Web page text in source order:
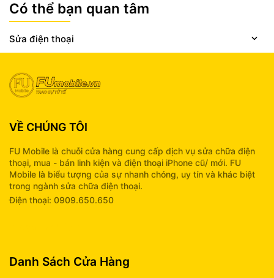
Có thể bạn quan tâm
Sửa điện thoại
VỀ CHÚNG TÔI
FU Mobile là chuỗi cửa hàng cung cấp dịch vụ sửa chữa điện
thoại, mua - bán linh kiện và điện thoại iPhone cũ/ mới. FU
Mobile là biểu tượng của sự nhanh chóng, uy tín và khác biệt
trong ngành sửa chữa điện thoại.
Điện thoại: 0909.650.650
Danh Sách Cửa Hàng